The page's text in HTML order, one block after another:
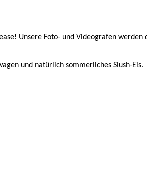
Unsere Foto- und Videografen
und natürlich sommerliches Slush-Eis.